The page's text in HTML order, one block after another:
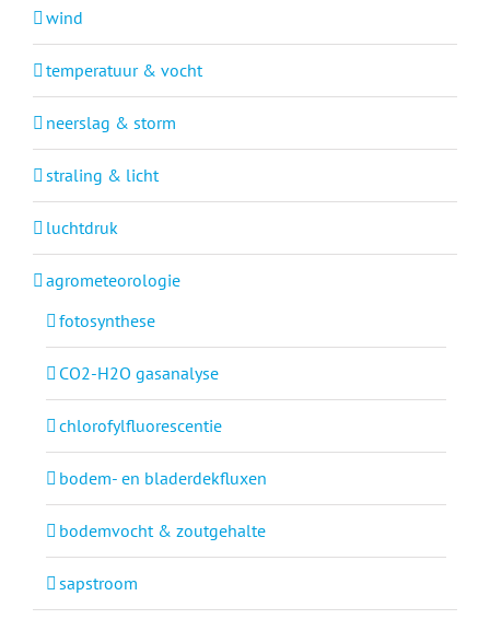
wind
temperatuur & vocht
neerslag & storm
straling & licht
luchtdruk
agrometeorologie
fotosynthese
CO2-H2O gasanalyse
chlorofylfluorescentie
bodem- en bladerdekfluxen
bodemvocht & zoutgehalte
sapstroom